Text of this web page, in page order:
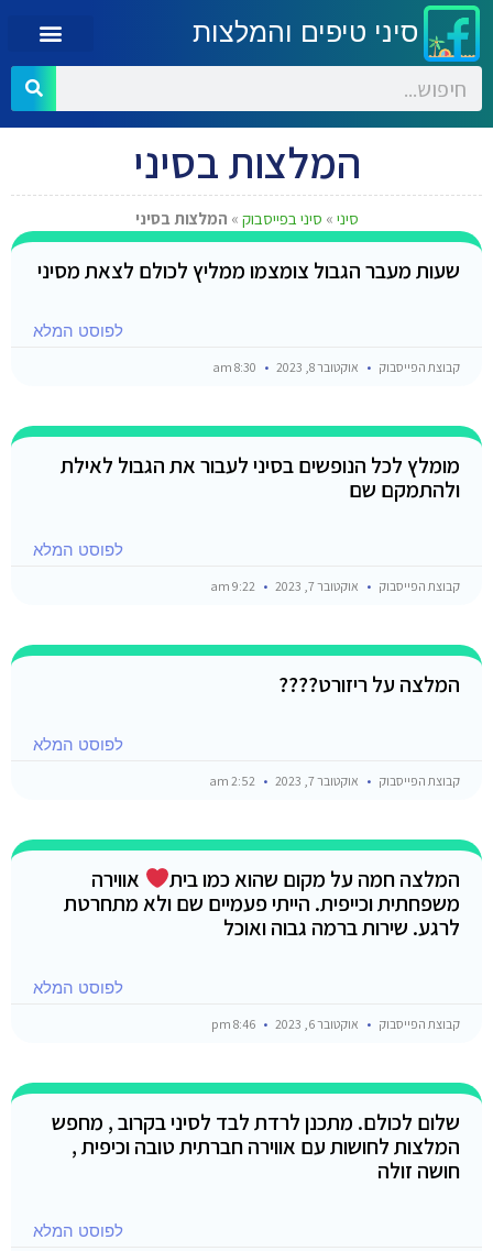
סיני טיפים והמלצות
המלצות בסיני
סיני » סיני בפייסבוק » המלצות בסיני
שעות מעבר הגבול צומצמו ממליץ לכולם לצאת מסיני
לפוסט המלא
קבוצת הפייסבוק אוקטובר 8, 2023
מומלץ לכל הנופשים בסיני לעבור את הגבול לאילת
ולהתמקם שם
לפוסט המלא
קבוצת הפייסבוק אוקטובר 7, 2023
המלצה על ריזורט????
לפוסט המלא
קבוצת הפייסבוק אוקטובר 7, 2023
המלצה חמה על מקום שהוא כמו בית
אווירה
משפחתית וכייפית. הייתי פעמיים שם ולא מתחרטת
לרגע. שירות ברמה גבוה ואוכל
לפוסט המלא
קבוצת הפייסבוק אוקטובר 6, 2023
שלום לכולם. מתכנן לרדת לבד לסיני בקרוב , מחפש
המלצות לחושות עם אווירה חברתית טובה וכיפית ,
חושה זולה
לפוסט המלא